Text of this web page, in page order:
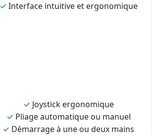
✓ Interface intuitive et ergonomique
✓ Joystick ergonomique
✓ Pliage automatique ou manuel
✓ Démarrage à une ou deux mains